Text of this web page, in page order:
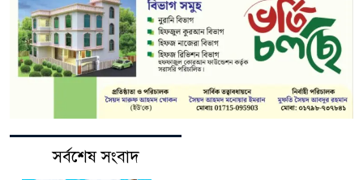
সর্বশেষ সংবাদ